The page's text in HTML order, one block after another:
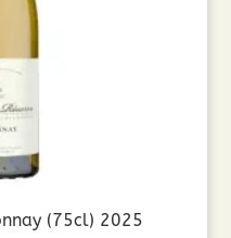
(75cl) 2025